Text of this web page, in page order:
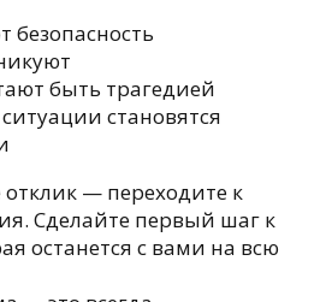
безопасность
быть трагедией
становятся
отклик — переходите к
Сделайте первый шаг к
останется с вами на всю